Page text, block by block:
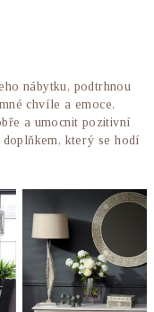
nábytku, podtrhnou
chvíle a emoce.
a umocnit pozitivní
který se hodí